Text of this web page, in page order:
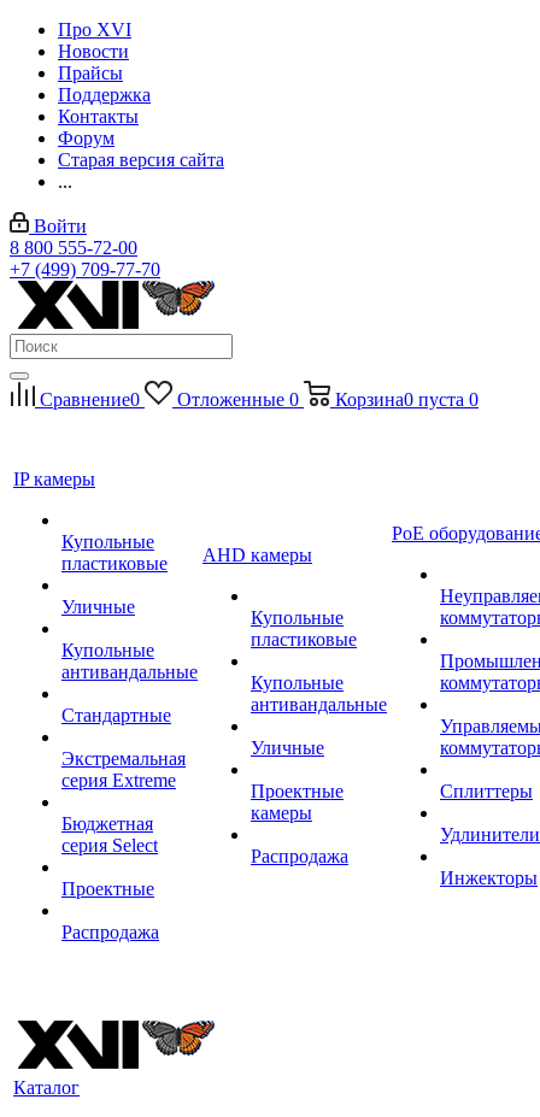
Про XVI
Новости
Прайсы
Поддержка
Контакты
Форум
Старая версия сайта
...
Войти
8 800 555-72-00
+7 (499) 709-77-70
Сравнение0 Отложенные 0 Корзина0 пуста 0
IP камеры
Купольные
пластиковые
Уличные
Купольные
антивандальные
Стандартные
Экстремальная
серия Extreme
Бюджетная
серия Select
Проектные
Распродажа
AHD камеры
Купольные
пластиковые
Купольные
антивандальные
Уличные
Проектные
камеры
Распродажа
PoE
Сплиттеры
Удлинители
Инжекторы
Каталог